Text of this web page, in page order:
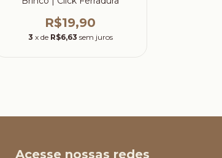
R$19,90
3 x de R$6,63 sem juros
Acesse nossas redes